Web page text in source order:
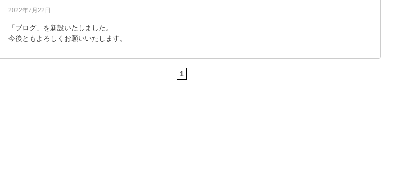
2022年7月22日
「ブログ」を新設いたしました。
今後ともよろしくお願いいたします。
1